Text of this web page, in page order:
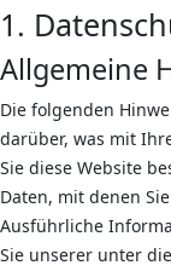
1.
Allgemeine
Die folgenden
darüber, was mit
Sie diese Website
Daten, mit denen
Ausführliche
Sie unserer unter